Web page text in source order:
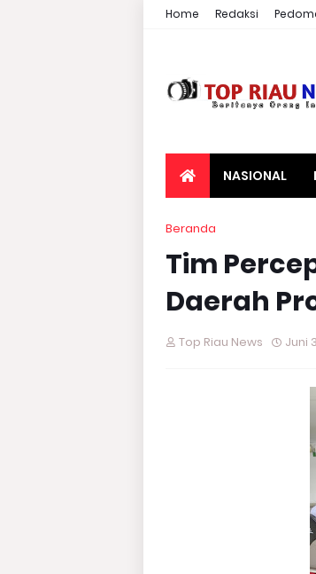
Home Redaksi
NASIONAL
Beranda
Tim
Daerah
Top Riau News Juni